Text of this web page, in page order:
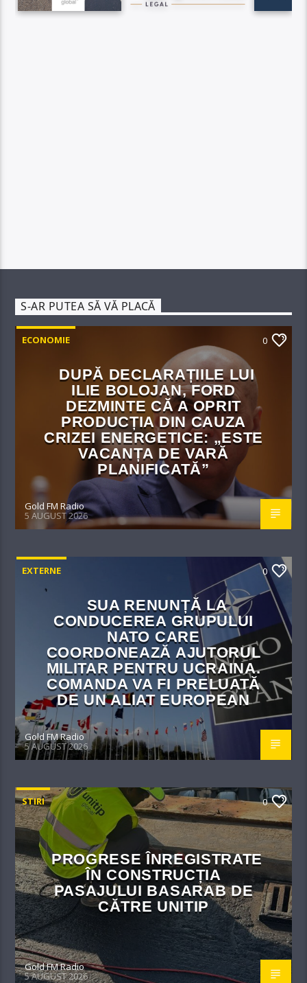
S-AR PUTEA SĂ VĂ PLACĂ
ECONOMIE 0
DUPĂ DECLARAȚIILE LUI
ILIE BOLOJAN, FORD
DEZMINTE CĂ A OPRIT
PRODUCȚIA DIN CAUZA
CRIZEI ENERGETICE: „ESTE
VACANȚA DE VARĂ
PLANIFICATĂ”
Gold FM Radio
5 AUGUST 2026
EXTERNE 0
SUA RENUNȚĂ LA
CONDUCEREA GRUPULUI
NATO CARE
COORDONEAZĂ AJUTORUL
MILITAR PENTRU UCRAINA.
COMANDA VA FI PRELUATĂ
DE UN ALIAT EUROPEAN
Gold FM Radio
5 AUGUST 2026
STIRI 0
PROGRESE ÎNREGISTRATE
ÎN CONSTRUCȚIA
PASAJULUI BASARAB DE
CĂTRE UNITIP
Gold FM Radio
5 AUGUST 2026